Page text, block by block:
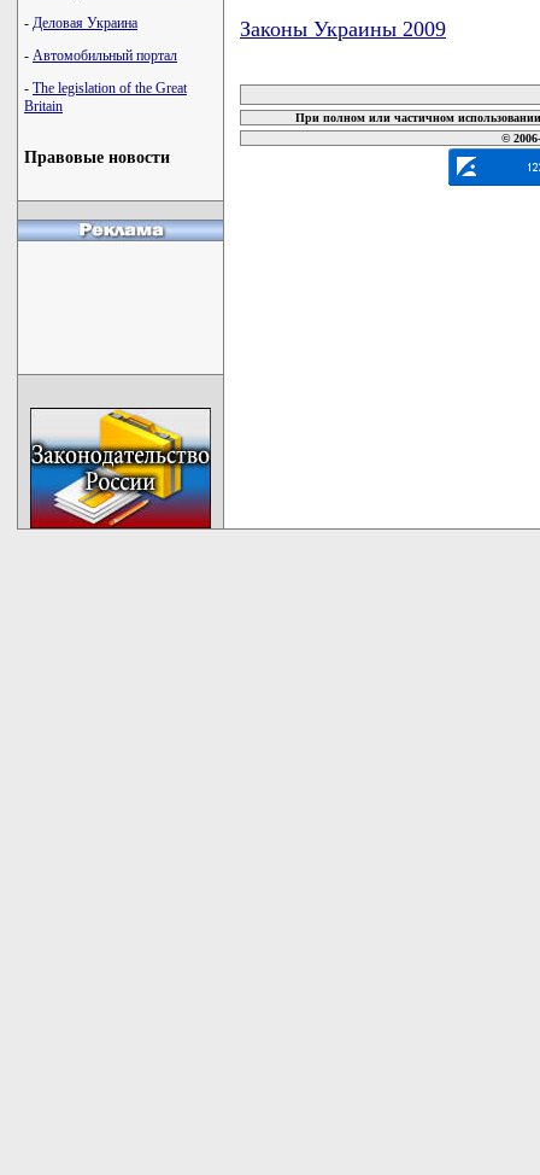
- Деловая Украина
- Автомобильный портал
- The legislation of the Great
Britain
Правовые новости
Законы Украины 2009
При полном или частичном
©